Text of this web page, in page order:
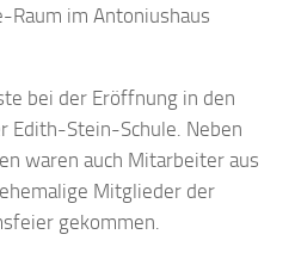
Raum im Antoniushaus
bei der Eröffnung in den
Edith-Stein-Schule. Neben
waren auch Mitarbeiter aus
Mitglieder der
gekommen.